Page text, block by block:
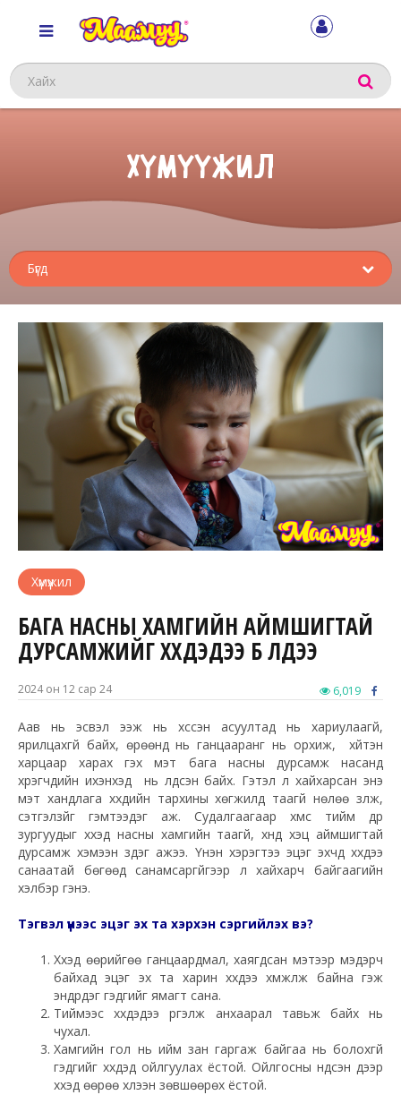
Хайх
ХҮМҮҮЖИЛ
Хүмүүжил
БАГА НАСНЫ ХАМГИЙН АЙМШИГТАЙ
ДУРСАМЖИЙГ ХҮҮХДЭДЭЭ БҮҮ ҮЛДЭЭ
2024 он 12 сар 24 6,019
Аав нь эсвэл ээж нь хүссэн асуултад нь хариулаагүй,
ярилцахгүй байх, өрөөнд нь ганцааранг нь орхиж, хүйтэн
харцаар харах гэх мэт бага насны дурсамж насанд
хүрэгчдийн ихэнхэд нь үлдсэн байх. Гэтэл үл хайхарсан энэ
мэт хандлага хүүхдийн тархины хөгжилд таагүй нөлөө үзүүлж,
сэтгэлзүйг гэмтээдэг аж. Судалгаагаар хүмүүс тийм дүр
зургуудыг хүүхэд насны хамгийн таагүй, хүнд хэцүү аймшигтай
дурсамж хэмээн үздэг ажээ. Үнэн хэрэгтээ эцэг эхчүүд хүүхдээ
санаатай бөгөөд санамсаргүйгээр үл хайхарч байгаагийн
хэлбэр гэнэ.
Тэгвэл үүнээс эцэг эх та хэрхэн сэргийлэх вэ?
Хүүхэд өөрийгөө ганцаардмал, хаягдсан мэтээр мэдэрч
байхад эцэг эх та харин хүүхдээ хүмүүжүүлж байна гэж
эндүүрдэг гэдгийг ямагт сана.
Тиймээс хүүхдэдээ үргэлж анхаарал тавьж байх нь
чухал.
Хамгийн гол нь ийм зан гаргаж байгаа нь болохгүй
гэдгийг хүүхдэд ойлгуулах ёстой. Ойлгосны үндсэн дээр
хүүхэд өөрөө хүлээн зөвшөөрөх ёстой.